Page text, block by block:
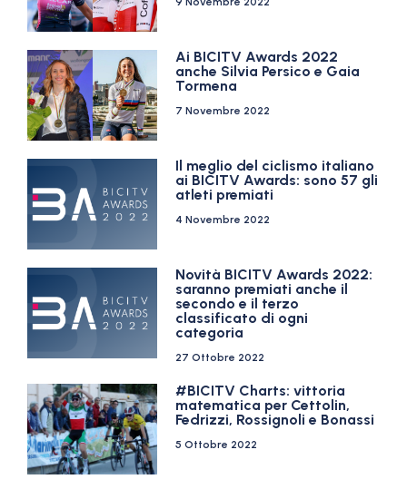
Ai BICITV Awards 2022
anche Silvia Persico e Gaia
Tormena
7 Novembre 2022
Il meglio del ciclismo italiano
ai BICITV Awards: sono 57 gli
atleti premiati
4 Novembre 2022
Novità BICITV Awards 2022:
saranno premiati anche il
secondo e il terzo
classificato di ogni
categoria
27 Ottobre 2022
#BICITV Charts: vittoria
matematica per Cettolin,
Fedrizzi, Rossignoli e Bonassi
5 Ottobre 2022